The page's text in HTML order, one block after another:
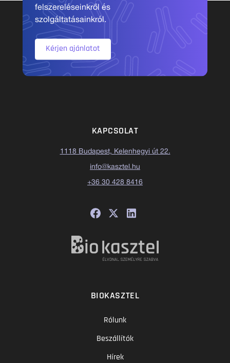
felszereléseinkről és
szolgáltatásainkról.
Kérjen ajánlatot
KAPCSOLAT
1118 Budapest, Kelenhegyi út 22.
info@kasztel.hu
+36 30 428 8416
BIOKASZTEL
Rólunk
Beszállítók
Hírek